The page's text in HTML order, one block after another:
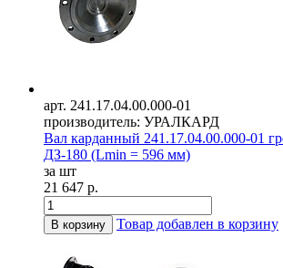
арт. 241.17.04.00.000-01
производитель: УРАЛКАРД
Вал карданный 241.17.04.00.000-01
ДЗ-180 (Lmin = 596 мм)
за шт
21 647 р.
В корзину Товар добавлен в корзину